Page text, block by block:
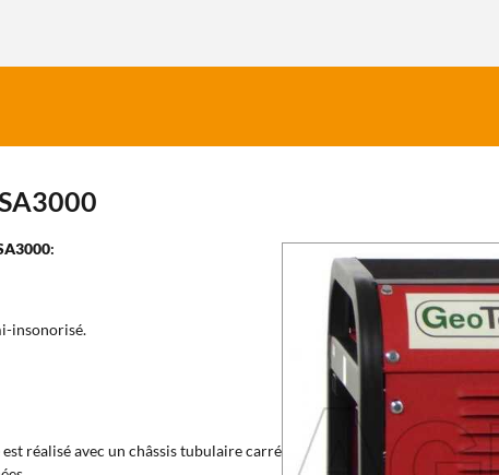
:
insonorisé.
réalisé avec un châssis tubulaire carré